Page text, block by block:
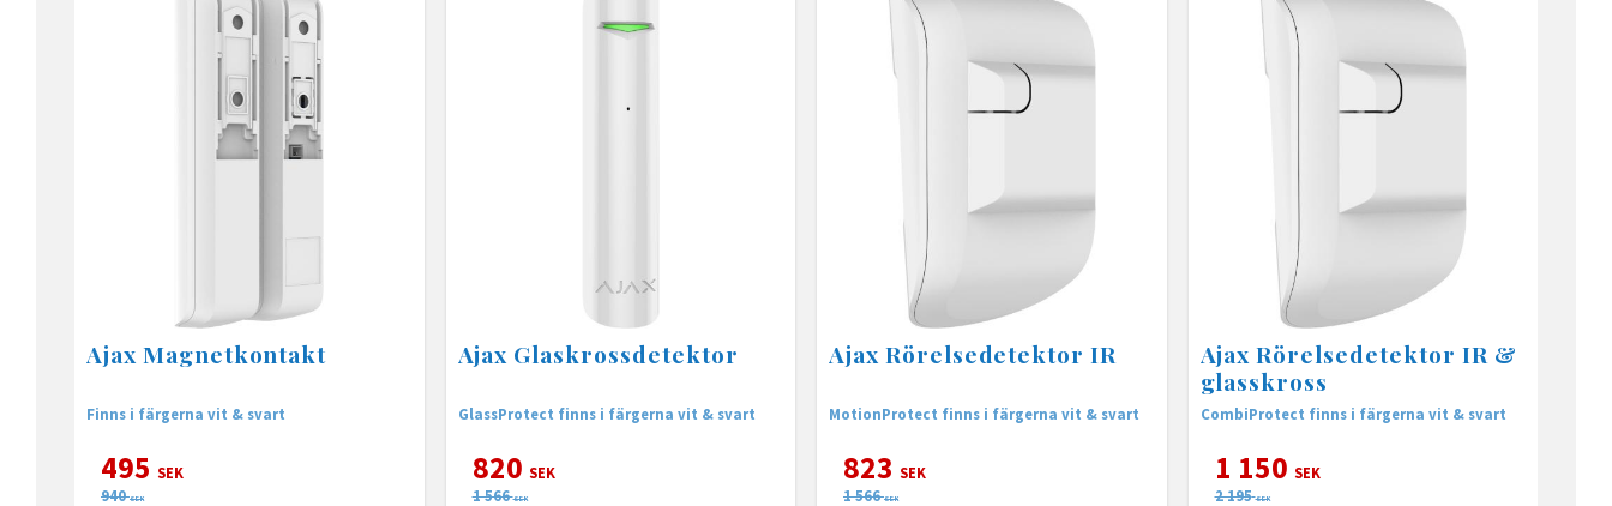
Ajax Magnetkontakt
Finns i färgerna vit & svart
495 SEK
940 SEK
Ajax Glaskrossdetektor
GlassProtect finns i färgerna vit & svart
820 SEK
1 566 SEK
Ajax Rörelsedetektor IR
MotionProtect finns i färgerna vit & svart
823 SEK
1 566 SEK
Ajax Rörelsedetektor IR &
glasskross
CombiProtect finns i färgerna vit & svart
1 150 SEK
2 195 SEK